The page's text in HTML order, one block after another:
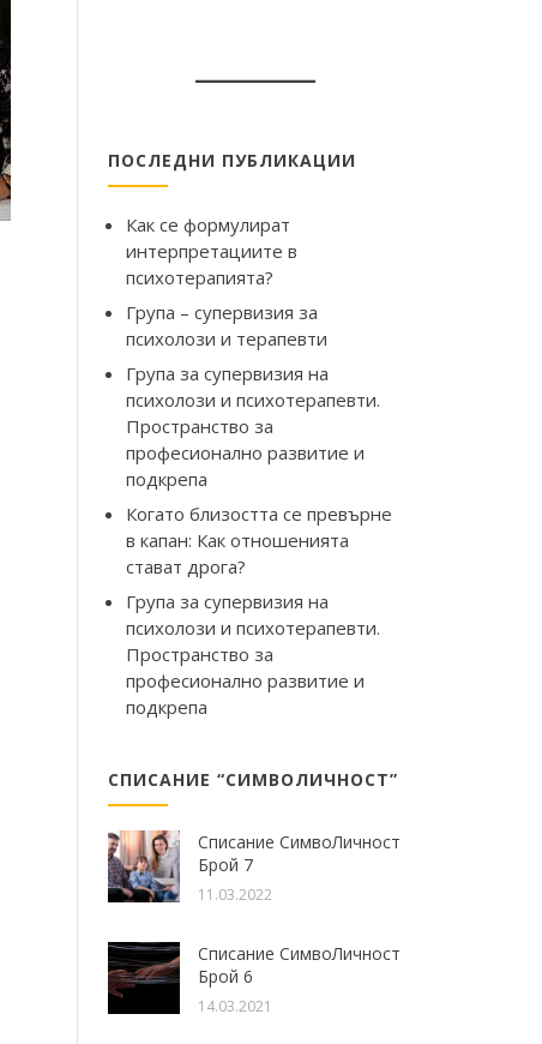
ПОСЛЕДНИ ПУБЛИКАЦИИ
Как се формулират
интерпретациите в
психотерапията?
Група – супервизия за
психолози и терапевти
Група за супервизия на
психолози и психотерапевти.
Пространство за
професионално развитие и
подкрепа
Когато близостта се превърне
в капан: Как отношенията
стават дрога?
Група за супервизия на
психолози и психотерапевти.
Пространство за
професионално развитие и
подкрепа
СПИСАНИЕ “СИМВОЛИЧНОСТ”
Списание СимвоЛичност
Брой 7
11.03.2022
Списание СимвоЛичност
Брой 6
14.03.2021